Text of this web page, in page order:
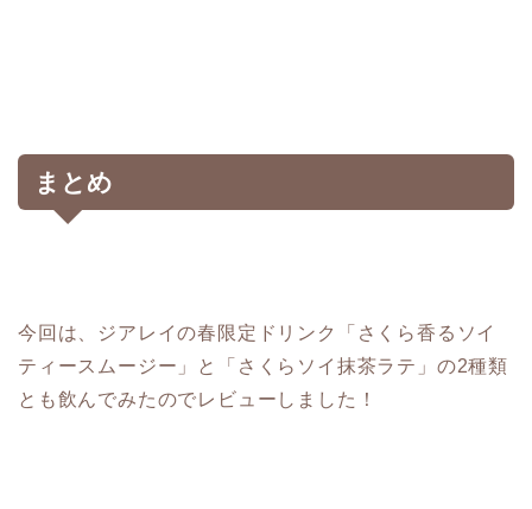
まとめ
今回は、ジアレイの春限定ドリンク「さくら香るソイ
ティースムージー」と「さくらソイ抹茶ラテ」の2種類
とも飲んでみたのでレビューしました！